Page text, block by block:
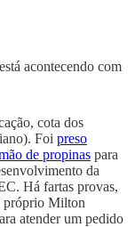
acontecendo com
cota dos
Foi preso
de propinas para
da
Há fartas provas,
próprio Milton
atender um pedido